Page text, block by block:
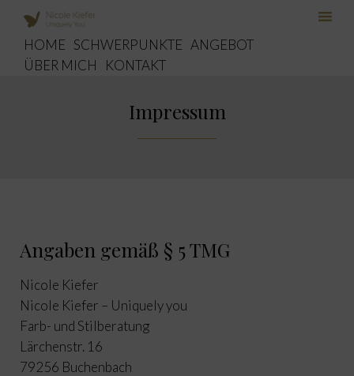
HOME SCHWERPUNKTE ANGEBOT
ÜBER MICH
KONTAKT
Impressum
Angaben gemäß § 5 TMG
Nicole Kiefer
Nicole Kiefer – Uniquely you
Farb- und Stilberatung
Lärchenstr. 16
79256 Buchenbach